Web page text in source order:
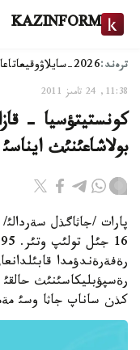
KAZINFORM
ترەند:2026-سايلاۋ وقيعا
11:38, 24 تامىز 2011
كونستيتؤسيا -
بولاشاعئنئث ايناسئ
پارات /جاثاگذل
رةفةرةندؤمدا
رةسپؤبليكاسئنئث
كذن ساناپ جاثا وسئ